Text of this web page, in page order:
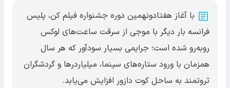
با آغاز هفتادونهمین دوره جشنواره فیلم کن، پلیس
فرانسه بار دیگر با موجی از سرقت ساعت‌های لوکس
روبه‌رو شده است؛ جرایمی بسیار سودآور که هر سال
همزمان با ورود ستاره‌های سینما، میلیاردرها و گردشگران
ثروتمند به ساحل کوت دازور افزایش می‌یابد.